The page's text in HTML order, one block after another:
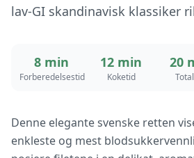
lav-GI skandinavisk klassiker
8 min
Forberedelsestid
12 min
Koketid
20
Denne elegante svenske retten
enkleste og mest